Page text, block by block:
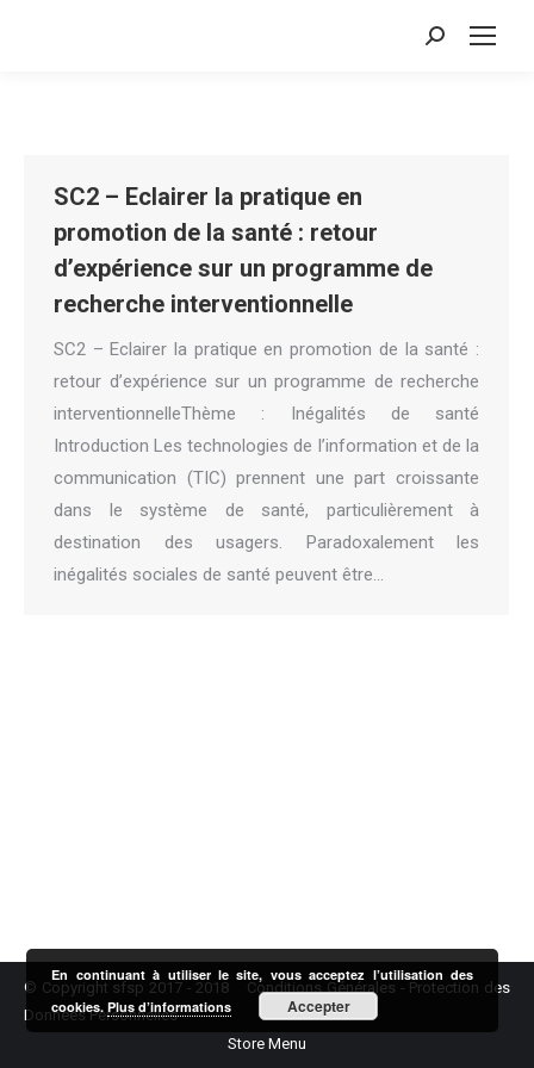
Search:
SC2 – Eclairer la pratique en
promotion de la santé : retour
d’expérience sur un programme de
recherche interventionnelle
SC2 – Eclairer la pratique en promotion de la santé :
retour d’expérience sur un programme de recherche
interventionnelleThème : Inégalités de santé
Introduction Les technologies de l’information et de la
communication (TIC) prennent une part croissante
dans le système de santé, particulièrement à
destination des usagers. Paradoxalement les
inégalités sociales de santé peuvent être…
© Copyright sfsp 2017 - 2018 Conditions Générales - Protection des
Données Personnelles
Store Menu
En continuant à utiliser le site, vous acceptez l’utilisation des
cookies.Plus d’informations Accepter